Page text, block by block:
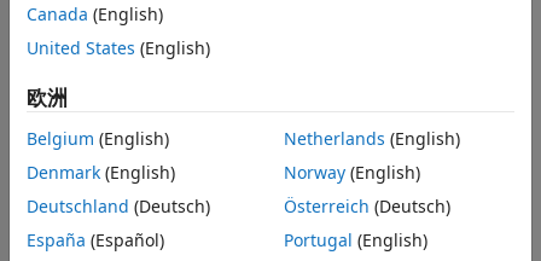
设置优化选项
并行计算
非线性优化
线性规划和混合整数线性规划
二次规划和锥规划
最小二乘
非线性方程系统
优化结果
• 选择一个优化求解器。
• 创建约束（如果有）。
• 设置选项，或使用默认选项。
• 调用合适的求解器。
Canada (English)
United States (English)
欧洲
Belgium (English)
Denmark (English)
Deutschland (Deutsch)
España (Español)
Netherlands (English)
Norway(English)
Österreich (Deutsch)
Portugal (English)